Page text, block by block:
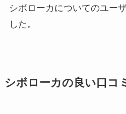
シボローカについてのユー
した。
シボローカの良い口コ